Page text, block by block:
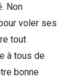
Non
voler ses
tout
à tous de
bonne